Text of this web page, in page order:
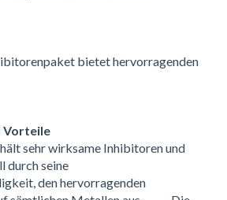
bietet hervorragenden
Vorteile
sehr wirksame Inhibitoren und
durch seine
den hervorragenden